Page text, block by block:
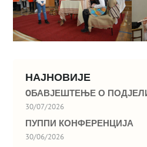
НАЈНОВИЈЕ
OБАВЈЕШТЕЊЕ О
30/07/2026
ПУППИ КОНФЕРЕНЦИЈА
30/06/2026